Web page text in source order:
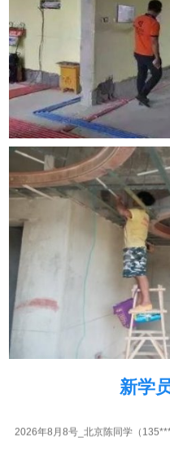
新学
2026年8月8号_四川成都江同学（
2026年8月8号_海南海口王同学（
2026年8月8号_江苏南京吴同学（
2026年8月8号_贵州贵阳潘同学（
2026年8月8号_陕西西安田同学（